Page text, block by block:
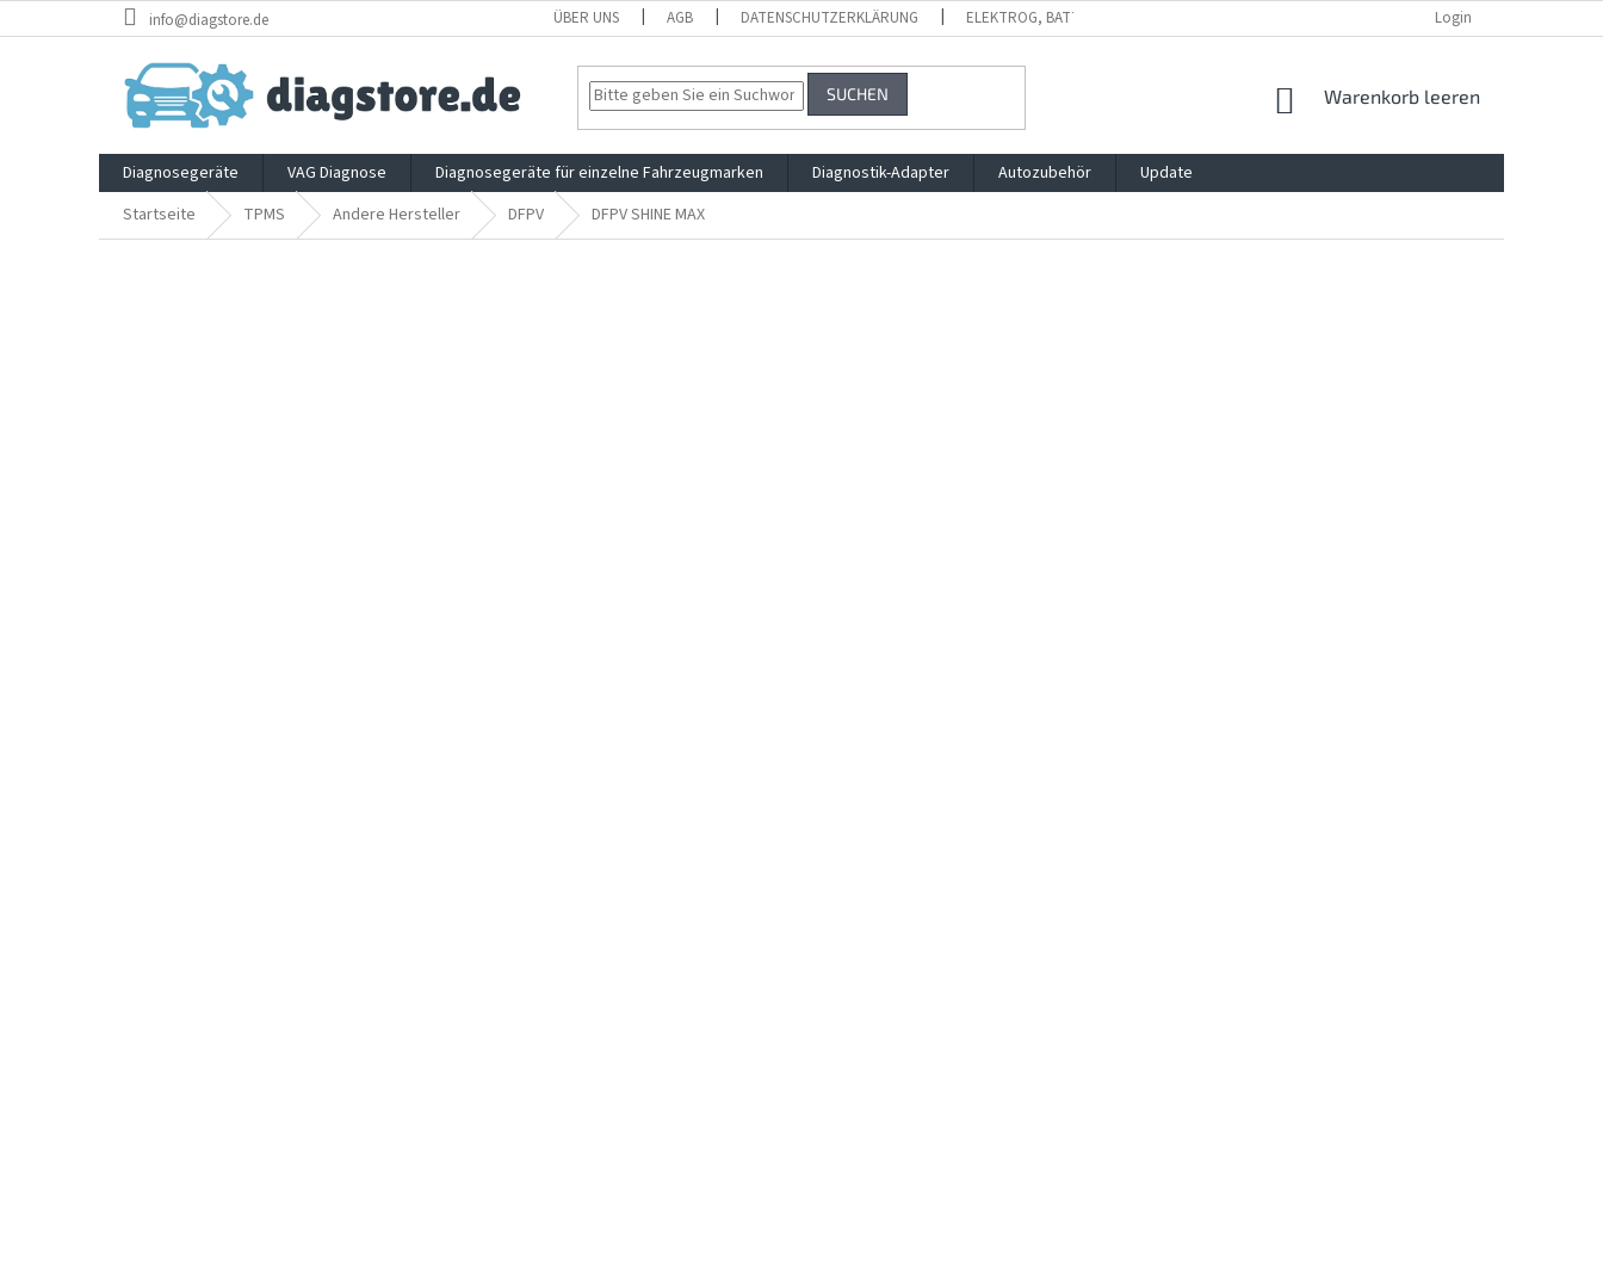
Inhalt
info@diagstore.de ÜBER UNS AGB DATENSCHUTZERKLÄRUNG ELEKTROG, BATTG, VERPACKG REKLAMATION UND WIDDERRUFSRECHT
Login
SUCHEN WARENKORB
Warenkorb leeren
Diagnosegeräte VAG Diagnose Diagnosegeräte für einzelne Fahrzeugmarken Diagnostik-Adapter Autozubehör
Update
Startseite
TPMS Andere Hersteller DFPV DFPV SHINE MAX